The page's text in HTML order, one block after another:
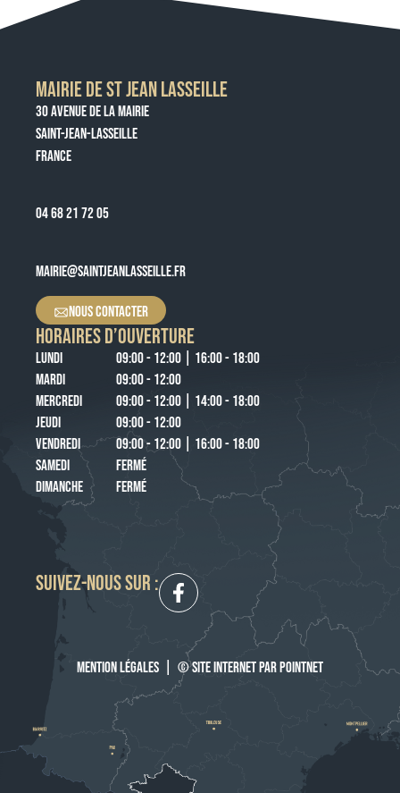
MAIRIE DE ST JEAN LASSEILLE
30 AVENUE DE LA MAIRIE
SAINT-JEAN-LASSEILLE
FRANCE
04 68 21 72 05
MAIRIE@SAINTJEANLASSEILLE.FR
NOUS CONTACTER
HORAIRES D’OUVERTURE
LUNDI
09:00 - 12:00 | 16:00 - 18:00
MARDI
09:00 - 12:00
MERCREDI
09:00 - 12:00 | 14:00 - 18:00
JEUDI
09:00 - 12:00
VENDREDI
09:00 - 12:00 | 16:00 - 18:00
SAMEDI
FERMÉ
DIMANCHE
FERMÉ
SUIVEZ-NOUS SUR :
MENTION LÉGALES © SITE INTERNET PAR POINTNET